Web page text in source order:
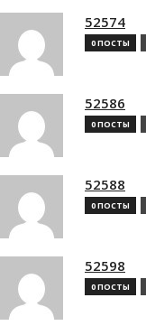
52574
0 ПОСТЫ
52586
0 ПОСТЫ
52588
0 ПОСТЫ
52598
0 ПОСТЫ